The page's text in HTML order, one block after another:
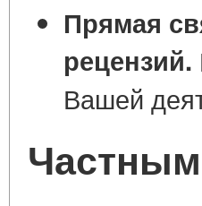
Прямая
рецензий.
Вашей